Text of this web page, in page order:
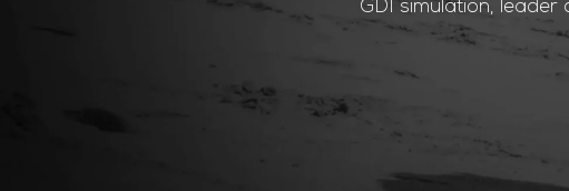
GDI simulation, leader